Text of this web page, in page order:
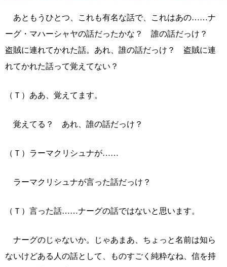
あともうひとつ、これも有名な話で、これはあの……ナ
ーグ・マハーシャヤの話だったかな？ 誰の話だっけ？
盗賊に連れてかれた話。あれ、誰の話だっけ？ 盗賊に連
れてかれた話って覚えてない？
（Ｔ）ああ、覚えてます。
覚えてる？ あれ、誰の話だっけ？
（Ｔ）ラーマクリシュナが……
ラーマクリシュナが言った話だっけ？
（Ｔ）言った話……ナーグの話ではないと思います。
ナーグのじゃないか。じゃあまあ、ちょっと名前は知ら
ないけどある人の話として、ものすごく純粋なね、信を持